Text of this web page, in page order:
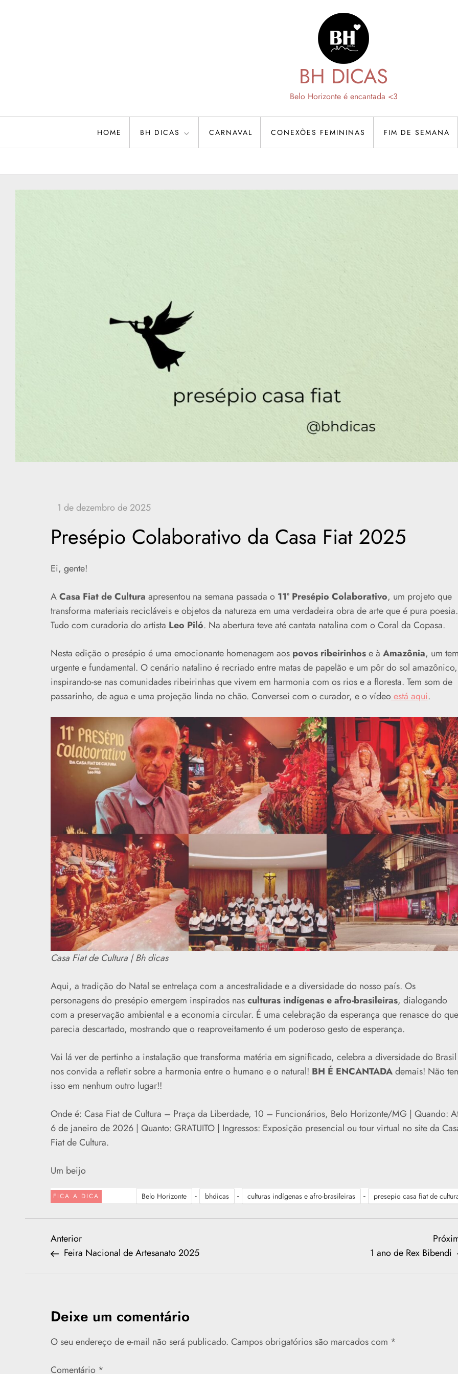
BH DICAS
Belo Horizonte é encantada <3
HOME BH DICAS CARNAVAL CONEXÕES FEMININAS FIM DE SEMANA
Presépio Colaborativo da Casa Fiat 2025
Ei, gente!
ACasa Fiat de Cultura apresentou na semana passada o 11º Presépio Colaborativo, um projeto que
transforma materiais recicláveis e objetos da natureza em uma verdadeira obra de arte que é pura poesia.
Tudo com curadoria do artista Leo Piló. Na abertura teve até cantata natalina com o Coral da Copasa.
Nesta edição o presépio é uma emocionante homenagem aos povos ribeirinhose à Amazônia, um
urgente e fundamental. O cenário natalino é recriado entre matas de papelão e um pôr do sol amazônico,
inspirando-se nas comunidades ribeirinhas que vivem em harmonia com os rios e a floresta. Tem som de
passarinho, de agua e uma projeção linda no chão. Conversei com o curador, e o vídeoestá aqui.
Casa Fiat de Cultura | Bh dicas
Aqui, a tradição do Natal se entrelaça com a ancestralidade e a diversidade do nosso país. Os
personagens do presépio emergem inspirados nasculturas indígenas e afro-brasileiras, dialogando
com a preservação ambiental e a economia circular. É uma celebração da esperança que renasce do que
parecia descartado, mostrando que o reaproveitamento é um poderoso gesto de esperança.
Vai lá ver de pertinho a instalação que transforma matéria em significado, celebra a diversidade do
nos convida a refletir sobre a harmonia entre o humano e o natural! BH É ENCANTADAdemais! Não
isso em nenhum outro lugar!!
Onde é: Casa Fiat de Cultura – Praça da Liberdade, 10 – Funcionários, Belo Horizonte/MG | Quando:
6 de janeiro de 2026 | Quanto: GRATUITO | Ingressos: Exposição presencial ou tour virtual no site da
Fiat de Cultura.
Um beijo
FICA A DICA Belo Horizonte - bhdicas - culturas indígenas e afro-brasileiras - presepio casa fiat de
N
a
e
g
a
Previous
Post
Anterior
Feira Nacional de Artesanato 2025
1 ano de Rex Bibendi
Deixe um comentário
O seu endereço de e-mail não será publicado. Campos obrigatórios são marcados com *
Comentário *